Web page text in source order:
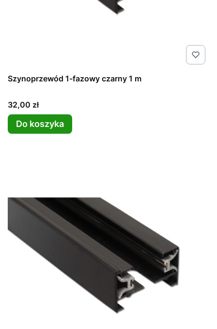
Szynoprzewód 1-fazowy czarny 1 m
Cena
32,00 zł
Do koszyka